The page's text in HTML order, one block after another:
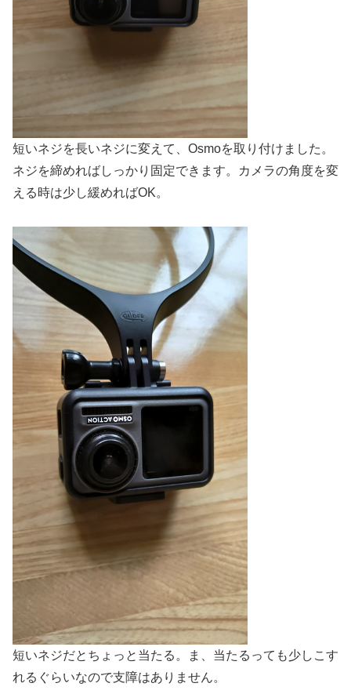
短いネジを長いネジに変えて、Osmoを取り付けました。
ネジを締めればしっかり固定できます。カメラの角度を変
える時は少し緩めればOK。
短いネジだとちょっと当たる。ま、当たるっても少しこす
れるぐらいなので支障はありません。